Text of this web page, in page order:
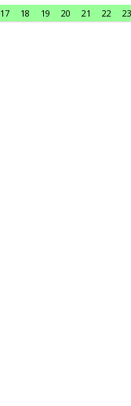
17 18 19 20 21 22 23